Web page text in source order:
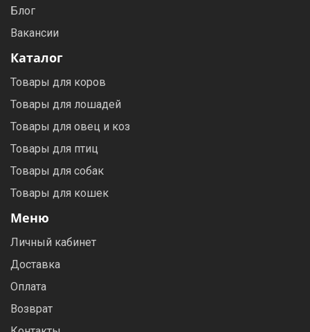
Блог
Вакансии
Каталог
Товары для коров
Товары для лошадей
Товары для овец и коз
Товары для птиц
Товары для собак
Товары для кошек
Меню
Личный кабинет
Доставка
Оплата
Возврат